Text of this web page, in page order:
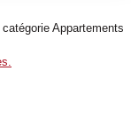
Appartements